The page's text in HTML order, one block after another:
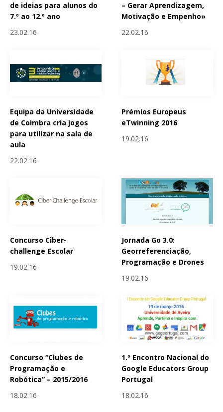
de ideias para alunos do
7.º ao 12.º ano
23.02.16
– Gerar Aprendizagem,
Motivação e Empenho»
22.02.16
Equipa da Universidade
de Coimbra cria jogos
para utilizar na sala de
aula
22.02.16
Prémios Europeus
eTwinning 2016
19.02.16
Concurso Ciber-
challenge Escolar
19.02.16
Jornada Go 3.0:
Georreferenciação,
Programação e Drones
19.02.16
Concurso “Clubes de
Programação e
Robótica” – 2015/2016
18.02.16
1.º Encontro Nacional do
Google Educators Group
Portugal
18.02.16